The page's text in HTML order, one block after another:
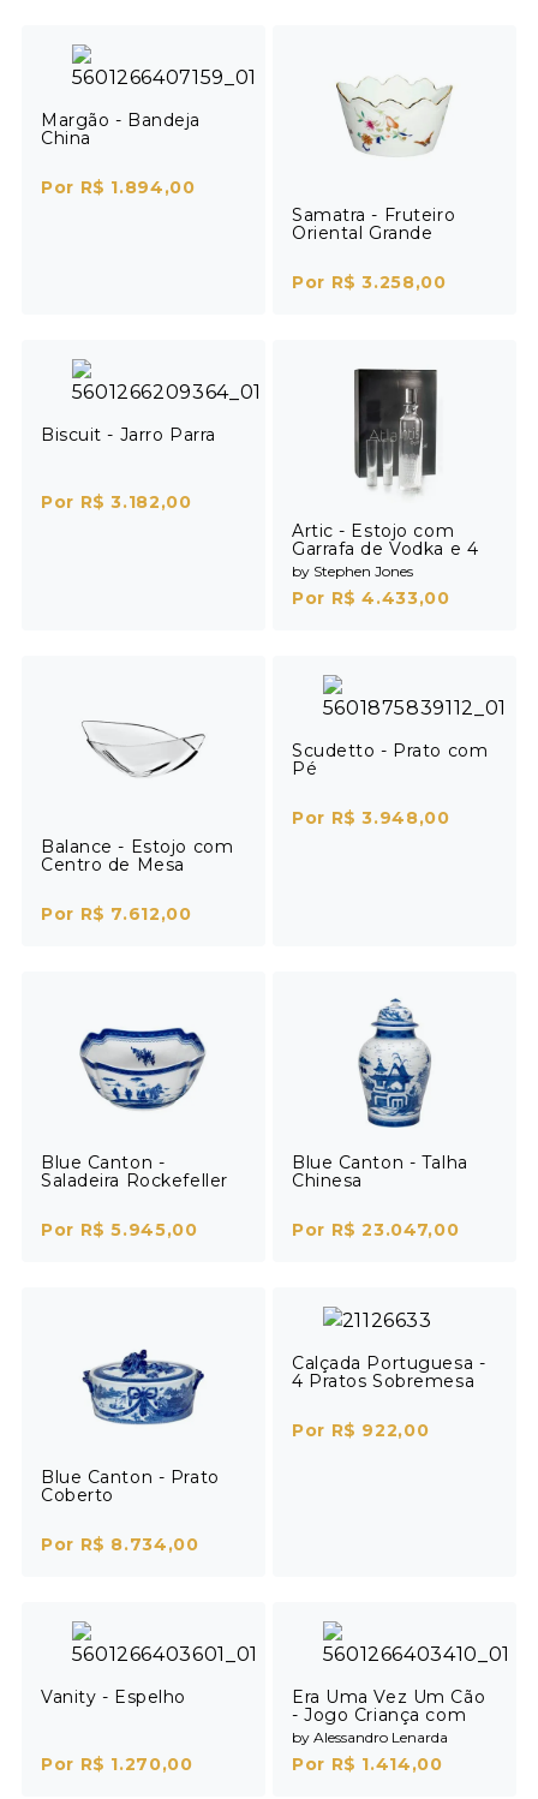
Margão - Bandeja
China
Por R$ 1.894,00
Samatra - Fruteiro
Oriental Grande
Por R$ 3.258,00
Biscuit - Jarro Parra
Por R$ 3.182,00
Artic - Estojo com
Garrafa de Vodka e 4
Shots
by Stephen Jones
Por R$ 4.433,00
Balance - Estojo com
Centro de Mesa
Por R$ 7.612,00
Scudetto - Prato com
Pé
Por R$ 3.948,00
Blue Canton -
Saladeira Rockefeller
Por R$ 5.945,00
Blue Canton - Talha
Chinesa
Por R$ 23.047,00
Blue Canton - Prato
Coberto
Por R$ 8.734,00
Calçada Portuguesa -
4 Pratos Sobremesa
Por R$ 922,00
Vanity - Espelho
Por R$ 1.270,00
Era Uma Vez Um Cão
- Jogo Criança com
Livro em Português
by Alessandro Lenarda
Por R$ 1.414,00